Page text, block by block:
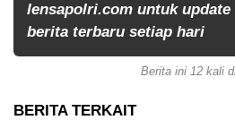
lensapolri.com untuk update
berita terbaru setiap hari
Berita ini 12 kali
BERITA TERKAIT